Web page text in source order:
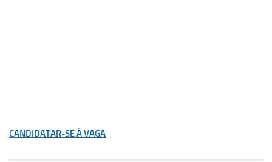
CANDIDATAR-SE À VAGA